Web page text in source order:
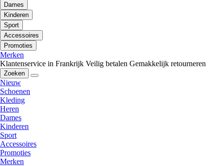
Dames
Kinderen
Sport
Accessoires
Promoties
Merken
Klantenservice in Frankrijk Veilig betalen Gemakkelijk retourneren
Zoeken
Nieuw
Schoenen
Kleding
Heren
Dames
Kinderen
Sport
Accessoires
Promoties
Merken